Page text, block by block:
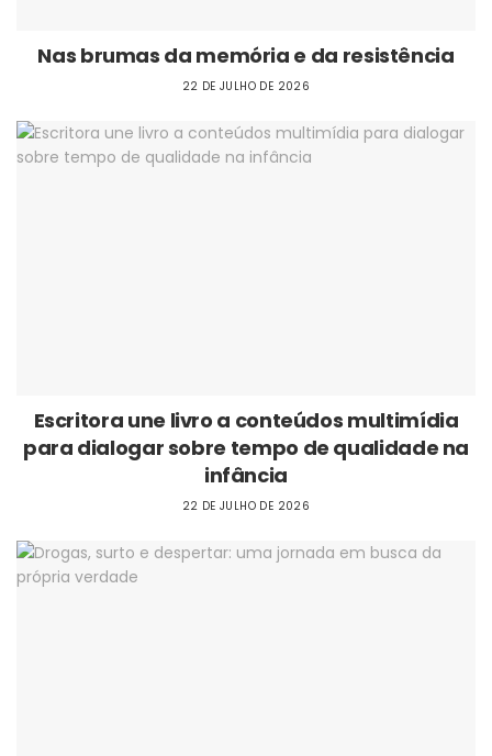
Nas brumas da memória e da resistência
22 DE JULHO DE 2026
Escritora une livro a conteúdos multimídia
para dialogar sobre tempo de qualidade na
infância
22 DE JULHO DE 2026